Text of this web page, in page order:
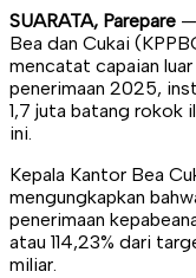
SUARATA, Parepare —
Bea dan Cukai
mencatat capaian
penerimaan 2025,
1,7 juta batang rokok
ini.
Kepala Kantor Bea
mengungkapkan
penerimaan
atau 114,23% dari
miliar.